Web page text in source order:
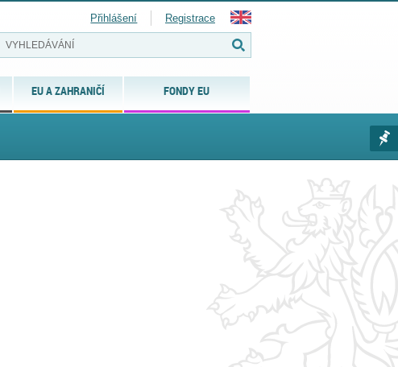
EU A ZAHRANIČÍ FONDY EU
Přihlášení Registrace